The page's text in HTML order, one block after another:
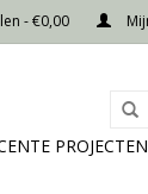
- €0,00
PROJECTEN